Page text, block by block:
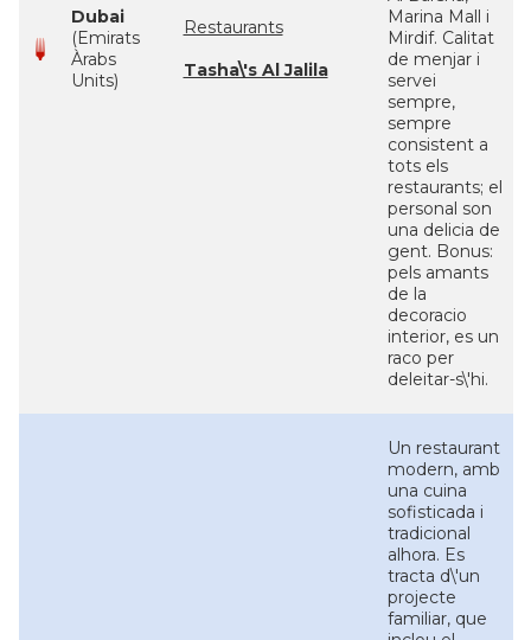
Dubai
(Emirats
Àrabs
Units)
Restaurants
Tasha\'s Al Jalila
Marina Mall i
Mirdif. Calitat
de menjar i
servei
sempre,
sempre
consistent a
tots els
restaurants; el
personal son
una delicia de
gent. Bonus:
pels amants
de la
decoracio
interior, es un
raco per
deleitar-s\'hi.
Un restaurant
modern, amb
una cuina
sofisticada i
tradicional
alhora. Es
tracta d\'un
projecte
familiar, que